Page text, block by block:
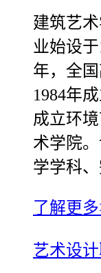
建筑艺
业始设
年，全
1984年
成立环
术学院
学学科
了解更
艺术设